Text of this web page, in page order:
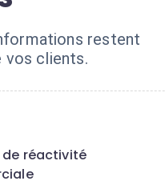
restent
vos clients.
de réactivité